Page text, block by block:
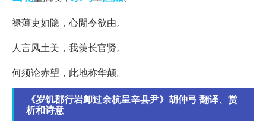
禄薄吏如隐，心閒令欲由。
人言风土美，我羡长官贤。
何须论赤望，此地称华颠。
《岁饥郡行岩卹过余杭呈辛县尹》胡仲弓 翻译、赏
析和诗意